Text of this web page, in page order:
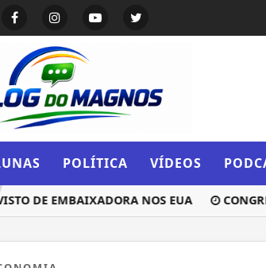
POLÍTICA VÍDEOS
DE EMBAIXADORA NOS EUA